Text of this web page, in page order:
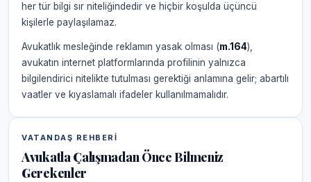
her tür bilgi sır niteliğindedir ve hiçbir koşulda üçüncü
kişilerle paylaşılamaz.
Avukatlık mesleğinde reklamın yasak olması (m.164),
avukatın internet platformlarında profilinin yalnızca
bilgilendirici nitelikte tutulması gerektiği anlamına gelir; abartılı
vaatler ve kıyaslamalı ifadeler kullanılmamalıdır.
VATANDAŞ REHBERI
Avukatla Çalışmadan Önce Bilmeniz
Gerekenler